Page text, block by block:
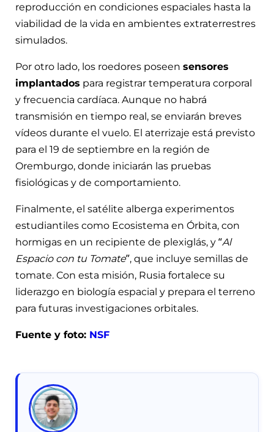
reproducción en condiciones espaciales hasta la
viabilidad de la vida en ambientes extraterrestres
simulados.
Por otro lado, los roedores poseen sensores
implantados para registrar temperatura corporal
y frecuencia cardíaca. Aunque no habrá
transmisión en tiempo real, se enviarán breves
vídeos durante el vuelo. El aterrizaje está previsto
para el 19 de septiembre en la región de
Oremburgo, donde iniciarán las pruebas
fisiológicas y de comportamiento.
Finalmente, el satélite alberga experimentos
estudiantiles como Ecosistema en Órbita, con
hormigas en un recipiente de plexiglás, y “Al
Espacio con tu Tomate”, que incluye semillas de
tomate. Con esta misión, Rusia fortalece su
liderazgo en biología espacial y prepara el terreno
para futuras investigaciones orbitales.
Fuente y foto: NSF